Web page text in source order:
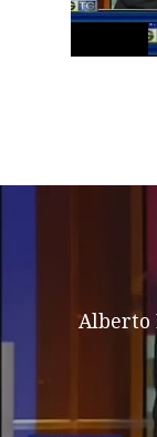
Alberto